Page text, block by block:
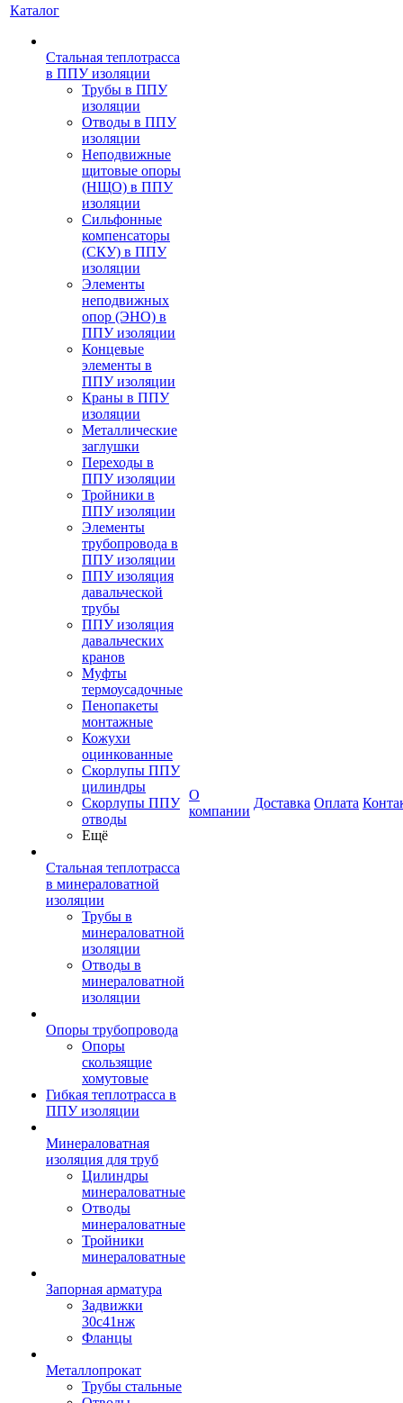
Каталог
Стальная теплотрасса
в ППУ изоляции
Трубы в ППУ
изоляции
Отводы в ППУ
изоляции
Неподвижные
щитовые опоры
(НЩО) в ППУ
изоляции
Cильфонные
компенсаторы
(СКУ) в ППУ
изоляции
Элементы
неподвижных
опор (ЭНО) в
ППУ изоляции
Концевые
элементы в
ППУ изоляции
Краны в ППУ
изоляции
Металлические
заглушки
Переходы в
ППУ изоляции
Тройники в
ППУ изоляции
Элементы
трубопровода в
ППУ изоляции
ППУ изоляция
давальческой
трубы
ППУ изоляция
давальческих
кранов
Муфты
термоусадочные
Пенопакеты
монтажные
Кожухи
оцинкованные
Скорлупы ППУ
цилиндры
Скорлупы ППУ
отводы
Ещё
Стальная теплотрасса
в минераловатной
изоляции
Трубы в
минераловатной
изоляции
Отводы в
минераловатной
изоляции
Опоры трубопровода
Опоры
скользящие
хомутовые
Гибкая теплотрасса в
ППУ изоляции
Минераловатная
изоляция для труб
Цилиндры
минераловатные
Отводы
минераловатные
Тройники
минераловатные
Запорная арматура
Задвижки
30с41нж
Фланцы
Металлопрокат
Трубы стальные
О
компании
Доставка Оплата